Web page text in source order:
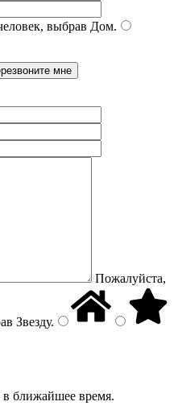
выбрав Дом.
Пожалуйста,
Звезду.
ближайшее время.